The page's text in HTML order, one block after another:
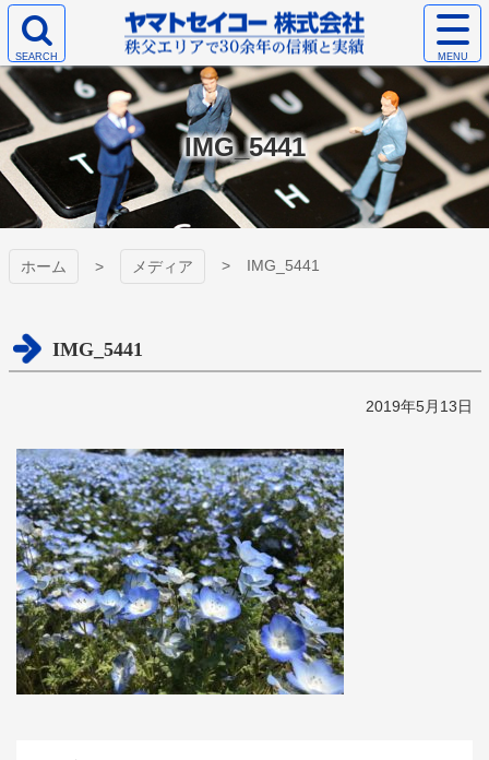
コ
テ
ン
ツ
本
文
へ
ス
IMG_5441
ホーム メディア IMG_5441
IMG_5441
2019年5月13日
ヤマトセイコー
株式会社
検
エ
リ
ア
を
開
く
サ
イ
ト
メ
ニ
ュ
ー
を
開
く